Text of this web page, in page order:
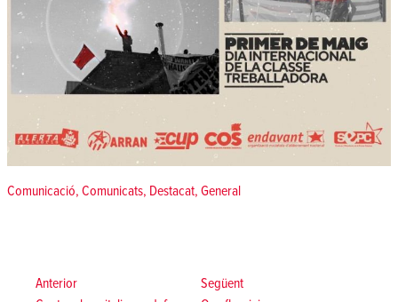
Posted in
Comunicació, Comunicats, Destacat, General
d'entradesAnteriorAnterior:
SegüentSegüent: